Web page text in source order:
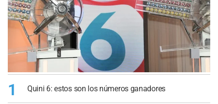
1 Quini 6: estos son los números ganadores